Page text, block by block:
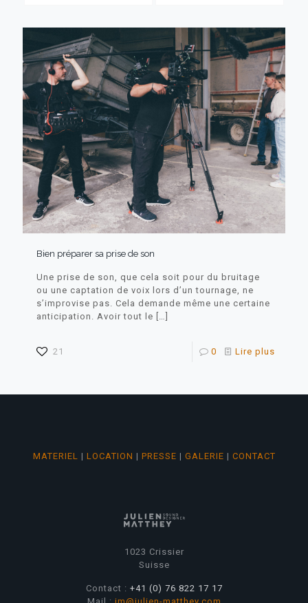
Bien préparer sa prise de son
Une prise de son, que cela soit pour du bruitage
ou une captation de voix lors d’un tournage, ne
s’improvise pas. Cela demande même une certaine
anticipation. Avoir tout le
21 0 Lire plus
MATERIEL | LOCATION | PRESSE | GALERIE | CONTACT
1023 Crissier
Suisse
Contact : +41 (0) 76 822 17 17